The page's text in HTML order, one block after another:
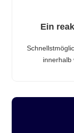
Ein
innerhalb